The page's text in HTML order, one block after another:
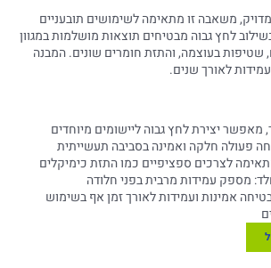
משאבה זו מתאימה לשימושים תובעניים
לחץ גבוה מבטיחים תוצאות מושלמות במגוון
שטיפות בעוצמה, והתזת חומרים שונים. המבנה
לאורך שנים.
פעולה חלקה ואמינה בסביבה תעשייתית
לצרכים ספציפיים כמו התזת כימיקלים
מספק עמידות מרבית בפני חלודה
אמינות ועמידות לאורך זמן אף בשימוש